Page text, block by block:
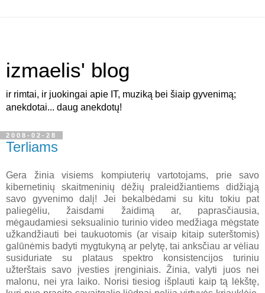
izmaelis' blog
ir rimtai, ir juokingai apie IT, muziką bei šiaip gyvenimą;
anekdotai... daug anekdotų!
2008-02-28
Terliams
Gera žinia visiems kompiuterių vartotojams, prie savo
kibernetinių skaitmeninių dėžių praleidžiantiems didžiąją
savo gyvenimo dalį! Jei bekalbėdami su kitu tokiu pat
paliegėliu, žaisdami žaidimą ar, paprasčiausia,
mėgaudamiesi seksualinio turinio video medžiaga mėgstate
užkandžiauti bei taukuotomis (ar visaip kitaip suterštomis)
galūnėmis badyti mygtukyną ar pelytę, tai anksčiau ar vėliau
susiduriate su plataus spektro konsistencijos turiniu
užterštais savo įvesties įrenginiais. Žinia, valyti juos nei
malonu, nei yra laiko. Norisi tiesiog išplauti kaip tą lėkštę,